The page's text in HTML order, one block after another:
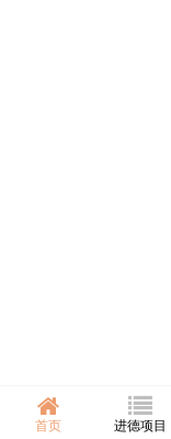
首页 进德项目